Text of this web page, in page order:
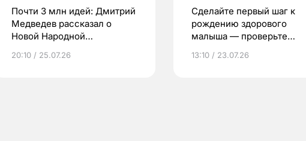
Почти 3 млн идей: Дмитрий
Медведев рассказал о
Новой Народной
20:10 / 25.07.26
Сделайте первый шаг к
рождению здорового
малыша — проверьте
по ОМС!
13:10 / 23.07.26